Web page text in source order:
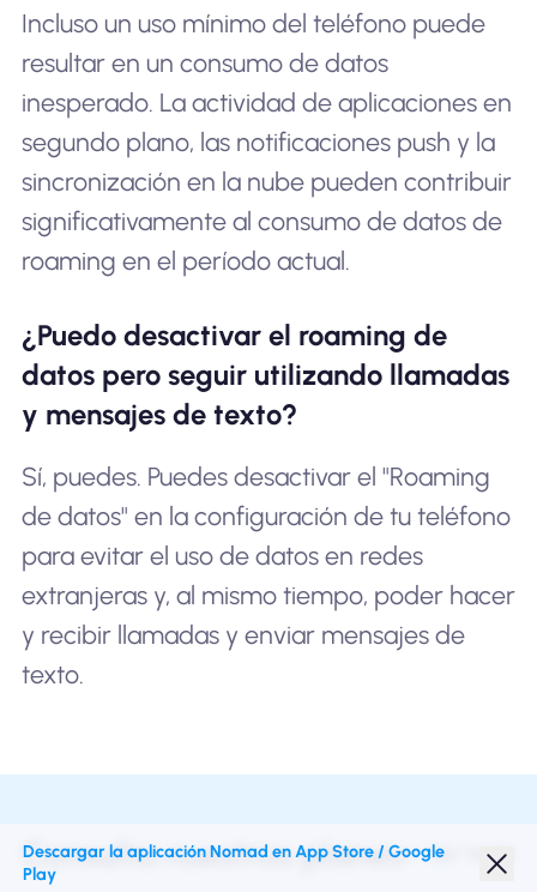
Incluso un uso mínimo del teléfono puede
resultar en un consumo de datos
inesperado. La actividad de aplicaciones en
segundo plano, las notificaciones push y la
sincronización en la nube pueden contribuir
significativamente al consumo de datos de
roaming en el período actual.
¿Puedo desactivar el roaming de
datos pero seguir utilizando llamadas
y mensajes de texto?
Sí, puedes. Puedes desactivar el "Roaming
de datos" en la configuración de tu teléfono
para evitar el uso de datos en redes
extranjeras y, al mismo tiempo, poder hacer
y recibir llamadas y enviar mensajes de
texto.
Consulta nuestros planes+ Ver todo
Descargar la aplicación Nomad en App Store / Google
Play